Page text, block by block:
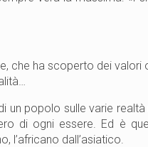
che ha scoperto dei valori
un popolo sulle varie
di ogni essere. Ed è
l’africano dall’asiatico.